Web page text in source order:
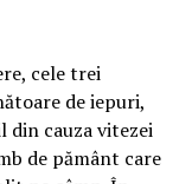
cele trei
de iepuri,
din cauza vitezei
de pământ care